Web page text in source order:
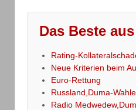
Das Beste
Rating-
Neue Kriterien beim
Euro-Rettung
Russland,Duma-
Radio